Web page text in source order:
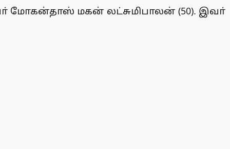
மோகன்தாஸ் மகன் லட்சுமிபாலன் (50). இவா்